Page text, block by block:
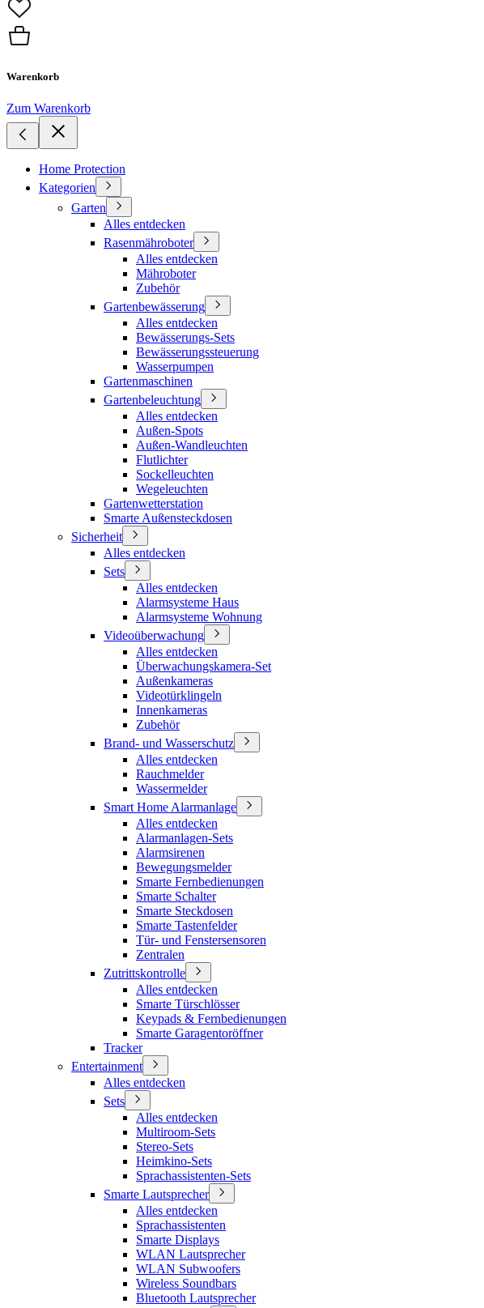
Warenkorb
Zum Warenkorb
Home Protection
Kategorien
Garten
Alles entdecken
Rasenmähroboter
Alles entdecken
Mähroboter
Zubehör
Gartenbewässerung
Alles entdecken
Bewässerungs-Sets
Bewässerungssteuerung
Wasserpumpen
Gartenmaschinen
Gartenbeleuchtung
Alles entdecken
Außen-Spots
Außen-Wandleuchten
Flutlichter
Sockelleuchten
Wegeleuchten
Gartenwetterstation
Smarte Außensteckdosen
Sicherheit
Alles entdecken
Sets
Alles entdecken
Alarmsysteme Haus
Alarmsysteme Wohnung
Videoüberwachung
Alles entdecken
Überwachungskamera-Set
Außenkameras
Videotürklingeln
Innenkameras
Zubehör
Brand- und Wasserschutz
Alles entdecken
Rauchmelder
Wassermelder
Smart Home Alarmanlage
Alles entdecken
Alarmanlagen-Sets
Alarmsirenen
Bewegungsmelder
Smarte Fernbedienungen
Smarte Schalter
Smarte Steckdosen
Smarte Tastenfelder
Tür- und Fenstersensoren
Zentralen
Zutrittskontrolle
Alles entdecken
Smarte Türschlösser
Keypads & Fernbedienungen
Smarte Garagentoröffner
Tracker
Entertainment
Alles entdecken
Sets
Alles entdecken
Multiroom-Sets
Stereo-Sets
Heimkino-Sets
Sprachassistenten-Sets
Smarte Lautsprecher
Alles entdecken
Sprachassistenten
Smarte Displays
WLAN Lautsprecher
WLAN Subwoofers
Wireless Soundbars
Bluetooth Lautsprecher